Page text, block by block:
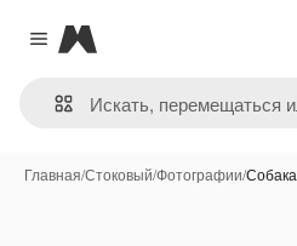
Close menu
Magnific
Главная/Стоковый/Фотографии/